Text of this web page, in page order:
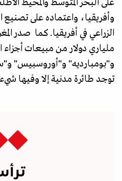
وأفريقيا، واعتماده على
الزراعي في أفريقيا. كما صدر
ملياري دولار من مبيعات أجزاء
توجد طائرة مدنية إلا وفيها